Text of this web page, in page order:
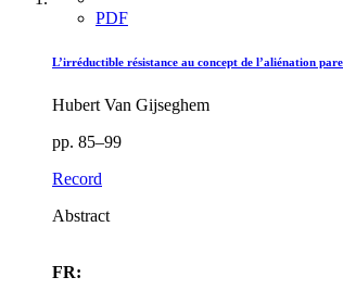
PDF
L’irréductible résistance au concept de l’aliénation
Hubert Van Gijseghem
pp. 85–99
Record
Abstract
FR: